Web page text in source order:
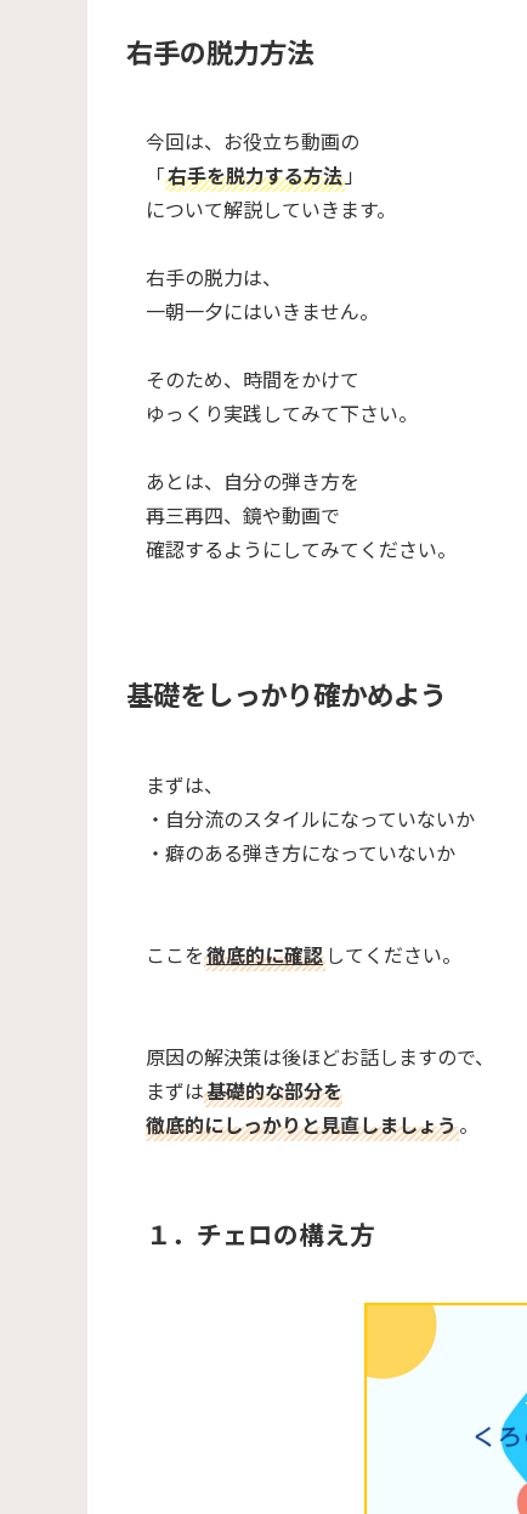
右手の脱力方法
今回は、お役立ち動画の
「右手を脱力する方法 」
について解説していきます。
右手の脱力は、
一朝一夕にはいきません。
そのため、時間をかけて
ゆっくり実践してみて下さい。
あとは、自分の弾き方を
再三再四、鏡や動画で
確認するようにしてみてください。
基礎をしっかり確かめよう
まずは、
・自分流のスタイルになっていないか
・癖のある弾き方になっていないか
ここを徹底的に確認 してください。
原因の解決策は後ほどお話しますので、
まずは基礎的な部分を
徹底的にしっかりと見直しましょう。
１．チェロの構え方